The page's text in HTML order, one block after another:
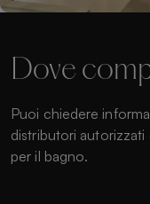
Dove
Puoi chiedere
distributori
per il bagno.